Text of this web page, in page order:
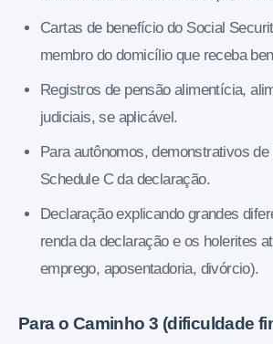
Cartas de benefício do Social
membro do domicílio que receba
Registros de pensão alimentícia,
judiciais, se aplicável.
Para autônomos, demonstrativos
Schedule C da declaração.
Declaração explicando grandes
renda da declaração e os holerites
emprego, aposentadoria, divórcio).
Para o Caminho 3 (dificuldade